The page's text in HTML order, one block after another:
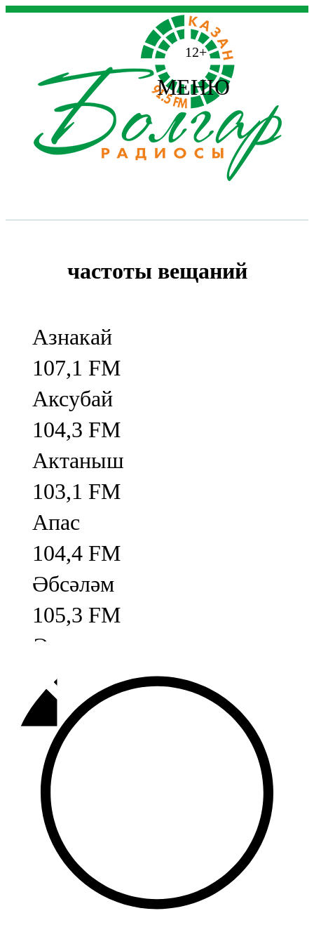
12+
МЕНЮ
частоты вещаний
Азнакай
107,1 FM
Аксубай
104,3 FM
Актаныш
103,1 FM
Апас
104,4 FM
Әбсәләм
105,3 FM
Әлмәт
92,9 FM
Базарлы матак
107,1 FM
Балык бистәсе
104,9 FM
Баулы
107,5 FM
Биләр